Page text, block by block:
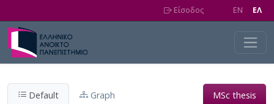
Είσοδος EN EΛ
Default Graph MSc thesis